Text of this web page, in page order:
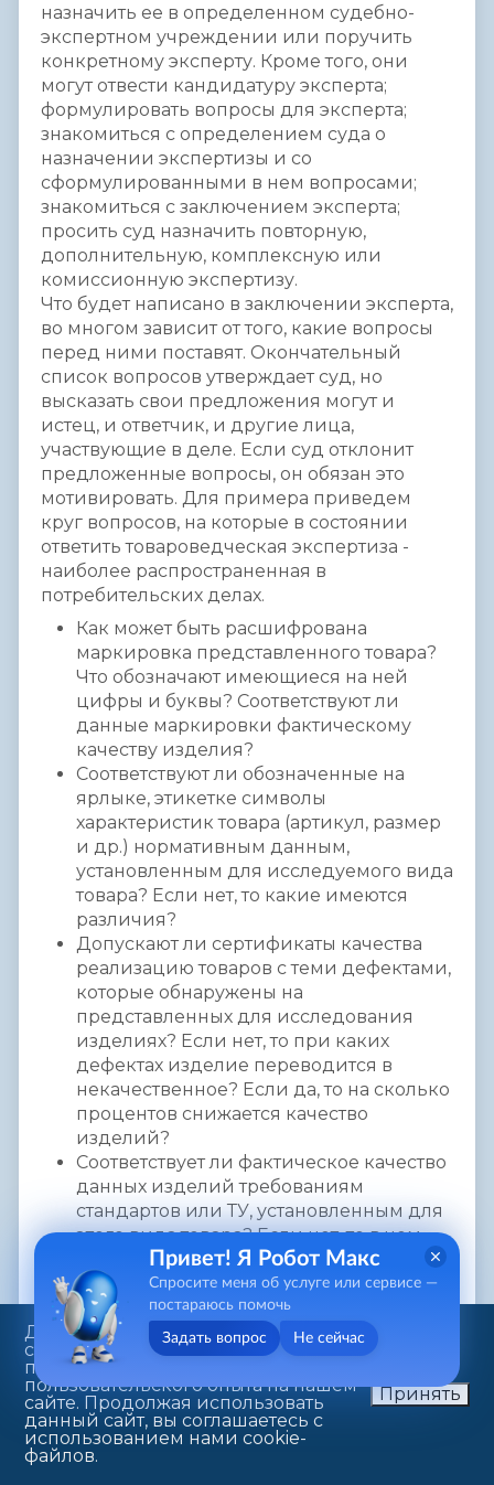
назначить ее в определенном судебно-
экспертном учреждении или поручить
конкретному эксперту. Кроме того, они
могут отвести кандидатуру эксперта;
формулировать вопросы для эксперта;
знакомиться с определением суда о
назначении экспертизы и со
сформулированными в нем вопросами;
знакомиться с заключением эксперта;
просить суд назначить повторную,
дополнительную, комплексную или
комиссионную экспертизу.
Что будет написано в заключении эксперта,
во многом зависит от того, какие вопросы
перед ними поставят. Окончательный
список вопросов утверждает суд, но
высказать свои предложения могут и
истец, и ответчик, и другие лица,
участвующие в деле. Если суд отклонит
предложенные вопросы, он обязан это
мотивировать. Для примера приведем
круг вопросов, на которые в состоянии
ответить товароведческая экспертиза -
наиболее распространенная в
потребительских делах.
Как может быть расшифрована
маркировка представленного товара?
Что обозначают имеющиеся на ней
цифры и буквы? Соответствуют ли
данные маркировки фактическому
качеству изделия?
Соответствуют ли обозначенные на
ярлыке, этикетке символы
характеристик товара (артикул, размер
и др.) нормативным данным,
установленным для исследуемого вида
товара? Если нет, то какие имеются
различия?
Допускают ли сертификаты качества
реализацию товаров с теми дефектами,
которые обнаружены на
представленных для исследования
изделиях? Если нет, то при каких
дефектах изделие переводится в
некачественное? Если да, то на сколько
процентов снижается качество
изделий?
Соответствует ли фактическое качество
данных изделий требованиям
стандартов или ТУ, установленным для
этого вида товара? Если нет, то в чем
выражены отклонения? Возможна ли
реализация товара с выявленными
дефектами?
Повлияли ли выявленные дефекты
изделий на их потребительские
Соответствовали ли условия, в которых
транспортировался товар,
установленным нормативной
Данный веб-сайт использует
cookie-файлы в целях
предоставления вам лучшего
пользовательского опыта на нашем
сайте. Продолжая использовать
данный сайт, вы соглашаетесь с
использованием нами cookie-
файлов.
Принять
Привет! Я Робот Макс
Спросите меня об услуге или сервисе —
постараюсь помочь
Задать вопрос Не сейчас